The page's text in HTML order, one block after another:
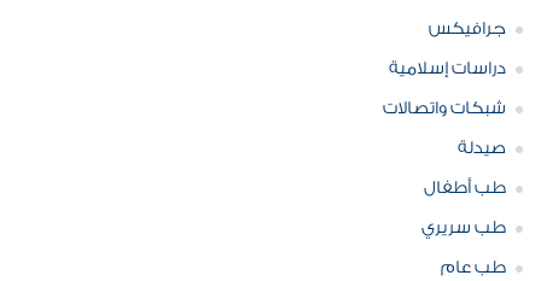
جرافيكس
دراسات إسلامية
شبكات واتصالات
صيدلة
طب أطفال
طب سريري
طب عام